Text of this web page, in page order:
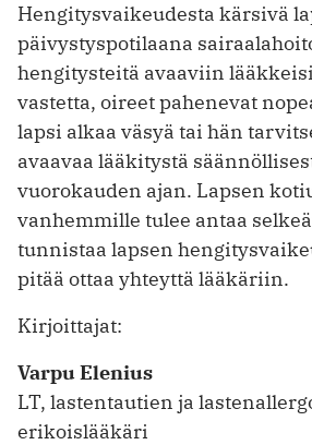
Hengitysvaikeudesta kärsivä
päivystyspotilaana
hengitysteitä avaaviin
vastetta, oireet pahenevat
lapsi alkaa väsyä tai hän
avaavaa lääkitystä
vuorokauden ajan. Lapsen
vanhemmille tulee ­antaa
tunnistaa lapsen
pitää ottaa yhteyttä lääkäriin.
Kirjoittajat:
Varpu Elenius
LT, lastentautien ja
erikoislääkäri